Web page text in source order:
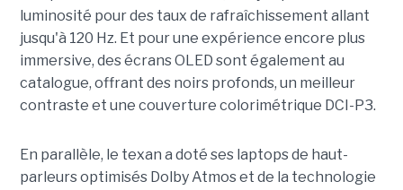
luminosité pour des taux de rafraîchissement allant
jusqu'à 120 Hz. Et pour une expérience encore plus
immersive, des écrans OLED sont également au
catalogue, offrant des noirs profonds, un meilleur
contraste et une couverture colorimétrique DCI-P3.
En parallèle, le texan a doté ses laptops de haut-
parleurs optimisés Dolby Atmos et de la technologie